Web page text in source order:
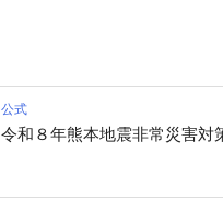
公式
令和８年熊本地震非常災害対